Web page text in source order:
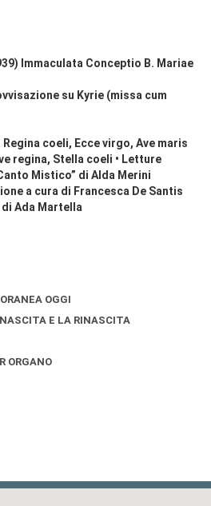
Immaculata Conceptio B. Mariae
su Kyrie (missa cum
Regina coeli, Ecce virgo, Ave maris
regina, Stella coeli • Letture
Mistico” di Alda Merini
a cura di Francesca De Santis
Ada Martella
OGGI
E LA RINASCITA
ORGANO